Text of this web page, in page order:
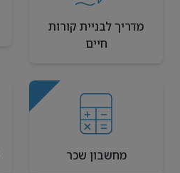
מדריך לבניית קורות
חיים
מחשבון שכר